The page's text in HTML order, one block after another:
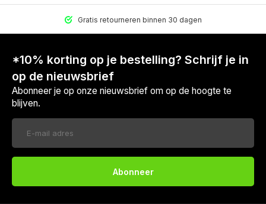
Gratis retourneren binnen 30 dagen
*10% korting op je bestelling? Schrijf je in
op de nieuwsbrief
Abonneer je op onze nieuwsbrief om op de hoogte te
blijven.
Abonneer